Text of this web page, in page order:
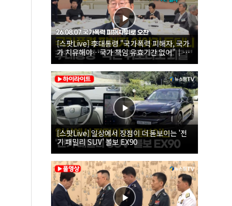
[스팟Live] 李대통령 "국가폭력 피해자, 국가
가 치유해야…국가 책임 유효기간 없어"｜
26.08.07 국가폭력 피해자 위로 오찬
[스팟Live] 일상에서 장점이 더 돋보이는 '전
기 패밀리 SUV' 볼보 EX90